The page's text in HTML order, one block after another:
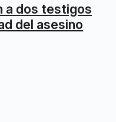
a dos testigos
del asesino